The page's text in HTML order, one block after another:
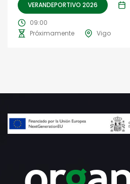
VERANDEPORTIVO 2026
09:00
Próximamente
Vigo